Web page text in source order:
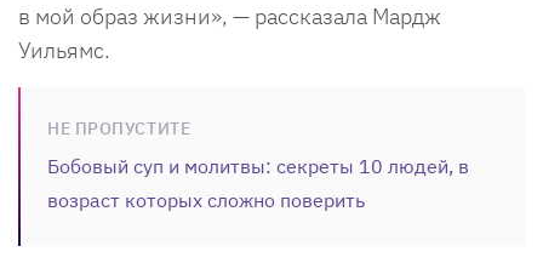
в мой образ жизни», — рассказала Мардж
Уильямс.
НЕ ПРОПУСТИТЕ
Бобовый суп и молитвы: секреты 10 людей, в
возраст которых сложно поверить